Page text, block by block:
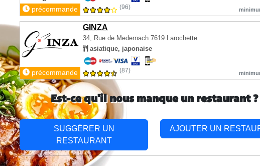
précommande (96)
GINZA
34, Rue de Medernach 7619 Larochette
asiatique, japonaise
précommande (87)
Est-ce qu'il nous manque un restaurant ?
SUGGÉRER UN
RESTAURANT
AJOUTER UN